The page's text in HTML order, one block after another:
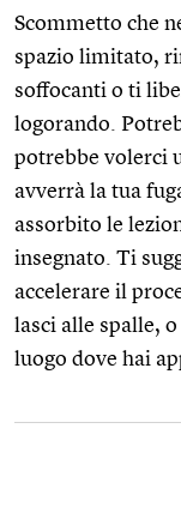
Scommetto che
spazio limitato,
soffocanti o ti
logorando.
potrebbe volerci
avverrà la tua
assorbito le
insegnato. Ti
accelerare il
lasci alle spalle,
luogo dove hai